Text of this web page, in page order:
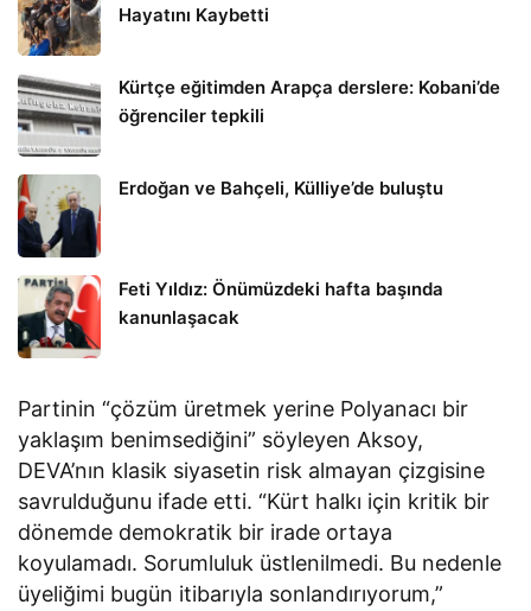
Hayatını Kaybetti
Kürtçe eğitimden Arapça derslere: Kobani’de
öğrenciler tepkili
Erdoğan ve Bahçeli, Külliye’de buluştu
Feti Yıldız: Önümüzdeki hafta başında
kanunlaşacak
Partinin “çözüm üretmek yerine Polyanacı bir
yaklaşım benimsediğini” söyleyen Aksoy,
DEVA’nın klasik siyasetin risk almayan çizgisine
savrulduğunu ifade etti. “Kürt halkı için kritik bir
dönemde demokratik bir irade ortaya
koyulamadı. Sorumluluk üstlenilmedi. Bu nedenle
üyeliğimi bugün itibarıyla sonlandırıyorum,”